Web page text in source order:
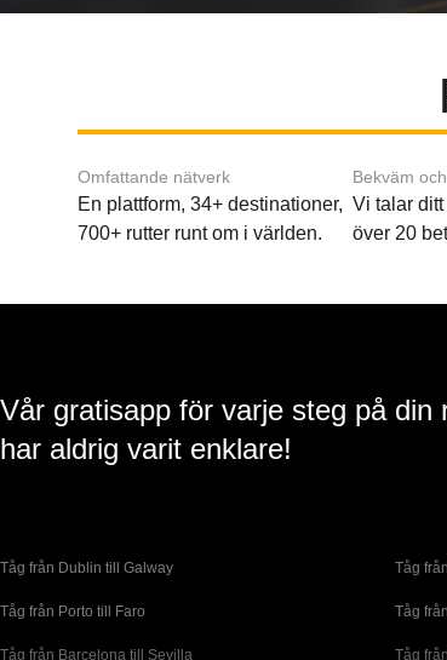
Omfattande nätverk
En plattform, 34+ destinationer,
700+ rutter runt om i världen.
Bekväm
Vi talar
över 20
Vår gratisapp för varje steg på din
har aldrig varit enklare!
Tåg från Dublin till Galway Tåg
Tåg från Porto till Faro Tåg
Tåg från Barcelona till Sevilla Tåg